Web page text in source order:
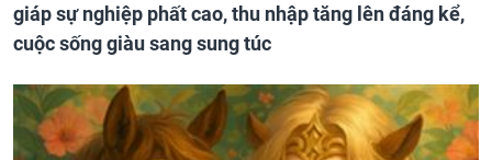
giáp sự nghiệp phất cao, thu nhập tăng lên đáng kể,
cuộc sống giàu sang sung túc